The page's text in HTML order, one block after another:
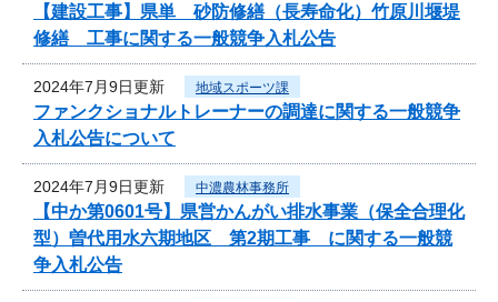
【建設工事】県単 砂防修繕（長寿命化）竹原川堰堤
修繕 工事に関する一般競争入札公告
2024年7月9日更新 地域スポーツ課
ファンクショナルトレーナーの調達に関する一般競争
入札公告について
2024年7月9日更新 中濃農林事務所
【中か第0601号】県営かんがい排水事業（保全合理化
型）曽代用水六期地区 第2期工事 に関する一般競
争入札公告